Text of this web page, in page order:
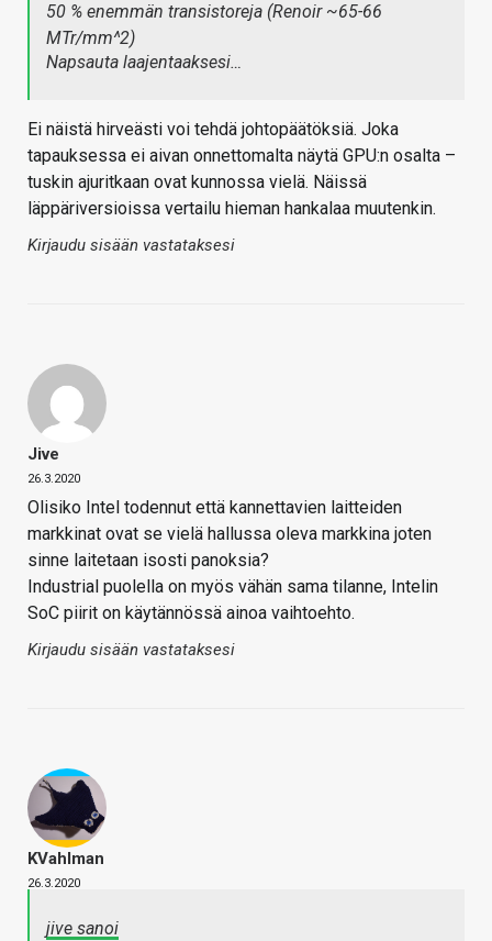
50 % enemmän transistoreja (Renoir ~65-66
MTr/mm^2)
Napsauta laajentaaksesi…
Ei näistä hirveästi voi tehdä johtopäätöksiä. Joka
tapauksessa ei aivan onnettomalta näytä GPU:n osalta –
tuskin ajuritkaan ovat kunnossa vielä. Näissä
läppäriversioissa vertailu hieman hankalaa muutenkin.
Kirjaudu sisään vastataksesi
Jive
26.3.2020
Olisiko Intel todennut että kannettavien laitteiden
markkinat ovat se vielä hallussa oleva markkina joten
sinne laitetaan isosti panoksia?
Industrial puolella on myös vähän sama tilanne, Intelin
SoC piirit on käytännössä ainoa vaihtoehto.
Kirjaudu sisään vastataksesi
KVahlman
26.3.2020
jive sanoi